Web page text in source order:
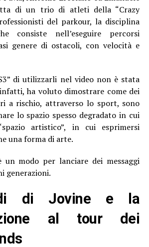
di un trio di atleti della “Crazy
del parkour, la disciplina
consiste nell’eseguire percorsi
genere di ostacoli, con velocità e
di utilizzarli nel video non è stata
infatti, ha voluto dimostrare come dei
a rischio, attraverso lo sport, sono
lo spazio spesso degradato in cui
artistico”, in cui esprimersi
una forma di arte.
un modo per lanciare dei messaggi
generazioni.
di Jovine e la
al tour dei